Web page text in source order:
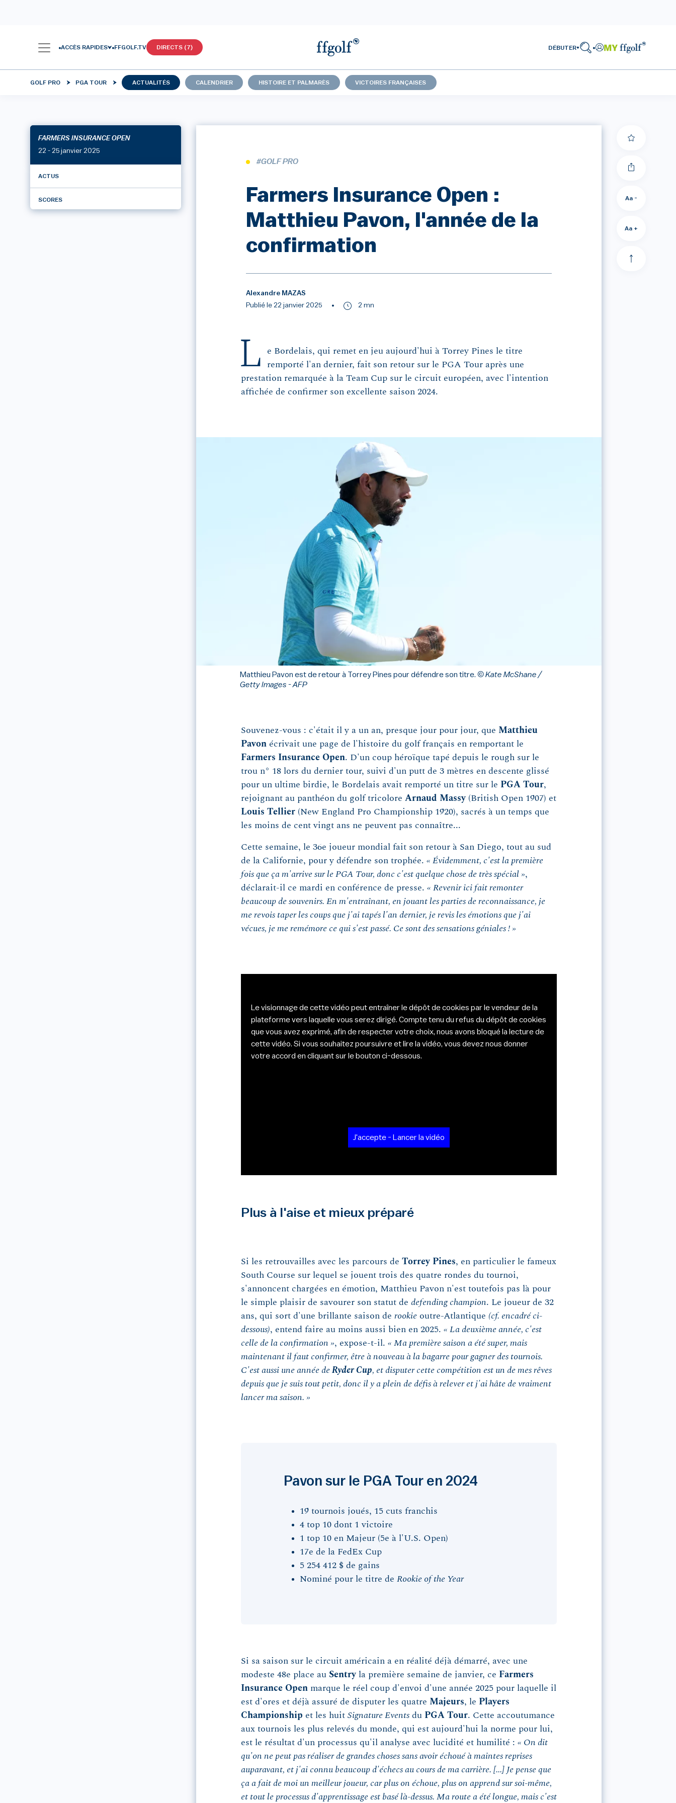
ACCÈS RAPIDES FFGOLF.TV DIRECTS (7) DÉBUTER
GOLF PRO PGA TOUR ACTUALITÉS CALENDRIER HISTOIRE ET PALMARÈS VICTOIRES FRANÇAISES
FARMERS INSURANCE OPEN
22 - 25 janvier 2025
ACTUS
SCORES
#GOLF PRO
Farmers Insurance Open :
Matthieu Pavon, l'année de la
confirmation
Alexandre MAZAS
Publié le 22 janvier 2025
2 mn
L
e Bordelais, qui remet en jeu aujourd'hui à Torrey Pines le titre
remporté l'an dernier, fait son retour sur le PGA Tour après une
prestation remarquée à la Team Cup sur le circuit européen, avec l'intention
affichée de confirmer son excellente saison 2024.
Matthieu Pavon est de retour à Torrey Pines pour défendre son titre. © Kate McShane /
Getty Images - AFP
Souvenez-vous : c'était il y a un an, presque jour pour jour, que Matthieu
Pavonécrivait une page de l'histoire du golf français en remportant le
Farmers Insurance Open. D'un coup héroïque tapé depuis le rough sur le
trou n° 18 lors du dernier tour, suivi d'un putt de 3 mètres en descente glissé
pour un ultime birdie, le Bordelais avait remporté un titre sur le PGA Tour,
rejoignant au panthéon du golf tricolore Arnaud Massy(British Open 1907) et
Louis Tellier(New England Pro Championship 1920), sacrés à un temps que
les moins de cent vingt ans ne peuvent pas connaître...
Cette semaine, le 36e joueur mondial fait son retour à San Diego, tout au sud
de la Californie, pour y défendre son trophée. « Évidemment, c'est la première
fois que ça m'arrive sur le PGA Tour, donc c'est quelque chose de très spécial »,
déclarait-il ce mardi en conférence de presse. « Revenir ici fait remonter
beaucoup de souvenirs. En m'entraînant, en jouant les parties de reconnaissance, je
me revois taper les coups que j'ai tapés l'an dernier, je revis les émotions que j'ai
vécues, je me remémore ce qui s'est passé. Ce sont des sensations géniales ! »
Le visionnage de cette vidéo peut entraîner le dépôt de cookies par le vendeur de la
plateforme vers laquelle vous serez dirigé. Compte tenu du refus du dépôt de cookies
que vous avez exprimé, afin de respecter votre choix, nous avons bloqué la lecture de
cette vidéo. Si vous souhaitez poursuivre et lire la vidéo, vous devez nous donner
votre accord en cliquant sur le bouton ci-dessous.
J'accepte - Lancer la vidéo
Plus à l'aise et mieux préparé
Si les retrouvailles avec les parcours de Torrey Pines, en particulier le fameux
South Course sur lequel se jouent trois des quatre rondes du tournoi,
s'annoncent chargées en émotion, Matthieu Pavon n'est toutefois pas là pour
le simple plaisir de savourer son statut de defending champion. Le joueur de 32
ans, qui sort d'une brillante saison de rookieoutre-Atlantique (cf. encadré ci-
dessous), entend faire au moins aussi bien en 2025. « La deuxième année, c'est
celle de la confirmation », expose-t-il. « Ma première saison a été super, mais
maintenant il faut confirmer, être à nouveau à la bagarre pour gagner des tournois.
C'est aussi une année de Ryder Cup, et disputer cette compétition est un de mes rêves
depuis que je suis tout petit, donc il y a plein de défis à relever et j'ai hâte de vraiment
lancer ma saison. »
Pavon sur le PGA Tour en 2024
19 tournois joués, 15 cuts franchis
4 top 10 dont 1 victoire
1 top 10 en Majeur (5e à l'U.S. Open)
17e de la FedEx Cup
5 254 412 $ de gains
Nominé pour le titre de Rookie of the Year
Si sa saison sur le circuit américain a en réalité déjà démarré, avec une
modeste 48e place au Sentryla première semaine de janvier, ce Farmers
Insurance Openmarque le réel coup d'envoi d'une année 2025 pour laquelle il
est d'ores et déjà assuré de disputer les quatre Majeurs, le Players
Championship et les huit Signature Eventsdu PGA Tour. Cette accoutumance
aux tournois les plus relevés du monde, qui est aujourd'hui la norme pour lui,
est le résultat d'un processus qu'il analyse avec lucidité et humilité : « On dit
qu'on ne peut pas réaliser de grandes choses sans avoir échoué à maintes reprises
auparavant, et j'ai connu beaucoup d'échecs au cours de ma carrière. [...] Je pense que
ça a fait de moi un meilleur joueur, car plus on échoue, plus on apprend sur soi-même,
et tout le processus d'apprentissage est basé là-dessus. Ma route a été longue, mais c'est
Aa -
Aa +